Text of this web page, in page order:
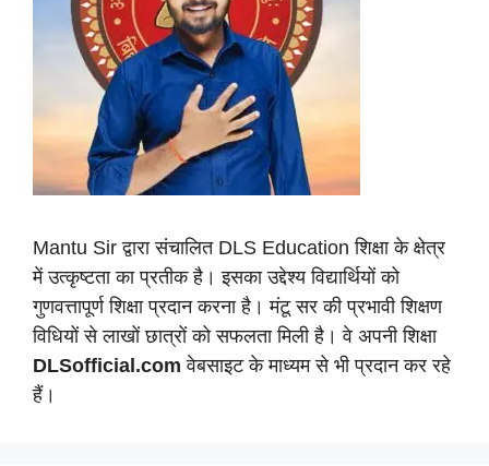
Mantu Sir द्वारा संचालित DLS Education शिक्षा के क्षेत्र
में उत्कृष्टता का प्रतीक है। इसका उद्देश्य विद्यार्थियों को
गुणवत्तापूर्ण शिक्षा प्रदान करना है। मंटू सर की प्रभावी शिक्षण
विधियों से लाखों छात्रों को सफलता मिली है। वे अपनी शिक्षा
DLSofficial.com वेबसाइट के माध्यम से भी प्रदान कर रहे
हैं।